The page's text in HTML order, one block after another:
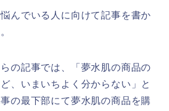
んでいる人に向けて記事を書か
の記事では、「夢水肌の商品の
、いまいちよく分からない」と
の最下部にて夢水肌の商品を購